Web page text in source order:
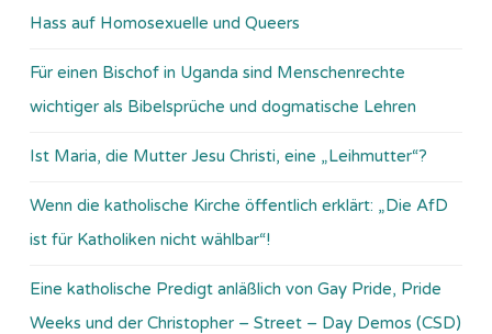
Hass auf Homosexuelle und Queers
Für einen Bischof in Uganda sind Menschenrechte
wichtiger als Bibelsprüche und dogmatische Lehren
Ist Maria, die Mutter Jesu Christi, eine „Leihmutter“?
Wenn die katholische Kirche öffentlich erklärt: „Die AfD
ist für Katholiken nicht wählbar“!
Eine katholische Predigt anläßlich von Gay Pride, Pride
Weeks und der Christopher – Street – Day Demos (CSD)